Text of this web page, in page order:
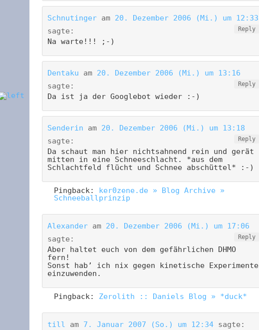
Schnutinger am 20. Dezember 2006 (Mi.) um 12:33
sagte:
Reply
Na warte!!! ;-)
Dentaku am 20. Dezember 2006 (Mi.) um 13:16
sagte:
Reply
Da ist ja der Googlebot wieder :-)
Senderin am 20. Dezember 2006 (Mi.) um 13:18
sagte:
Reply
Da schaut man hier nichtsahnend rein und gerät
mitten in eine Schneeschlacht. *aus dem
Schlachtfeld flücht und Schnee abschüttel* :-)
Pingback: ker0zene.de » Blog Archive »
Schneeballprinzip
Alexander am 20. Dezember 2006 (Mi.) um 17:06
sagte:
Reply
Aber haltet euch von dem gefährlichen DHMO
fern!
Sonst hab’ ich nix gegen kinetische Experimente
einzuwenden.
Pingback: Zerolith :: Daniels Blog » *duck*
till am 7. Januar 2007 (So.) um 12:34 sagte: